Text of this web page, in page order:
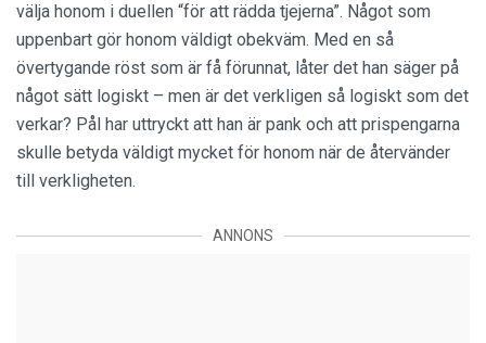
välja honom i duellen “för att rädda tjejerna”. Något som
uppenbart gör honom väldigt obekväm. Med en så
övertygande röst som är få förunnat, låter det han säger på
något sätt logiskt – men är det verkligen så logiskt som det
verkar? Pål har uttryckt att han är pank och att prispengarna
skulle betyda väldigt mycket för honom när de återvänder
till verkligheten.
ANNONS